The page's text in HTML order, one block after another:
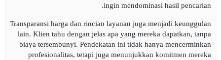
ingin mendominasi hasil pencarian.
Transparansi harga dan rincian layanan juga menjadi keunggulan
lain. Klien tahu dengan jelas apa yang mereka dapatkan, tanpa
biaya tersembunyi. Pendekatan ini tidak hanya mencerminkan
profesionalitas, tetapi juga menunjukkan komitmen mereka